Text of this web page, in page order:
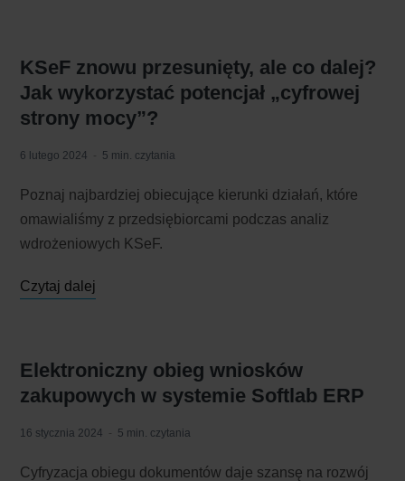
KSeF znowu przesunięty, ale co dalej?
Jak wykorzystać potencjał „cyfrowej
strony mocy”?
6 lutego 2024 5 min. czytania
Poznaj najbardziej obiecujące kierunki działań, które
omawialiśmy z przedsiębiorcami podczas analiz
wdrożeniowych KSeF.
Czytaj dalej
Elektroniczny obieg wniosków
zakupowych w systemie Softlab ERP
16 stycznia 2024 5 min. czytania
Cyfryzacja obiegu dokumentów daje szansę na rozwój